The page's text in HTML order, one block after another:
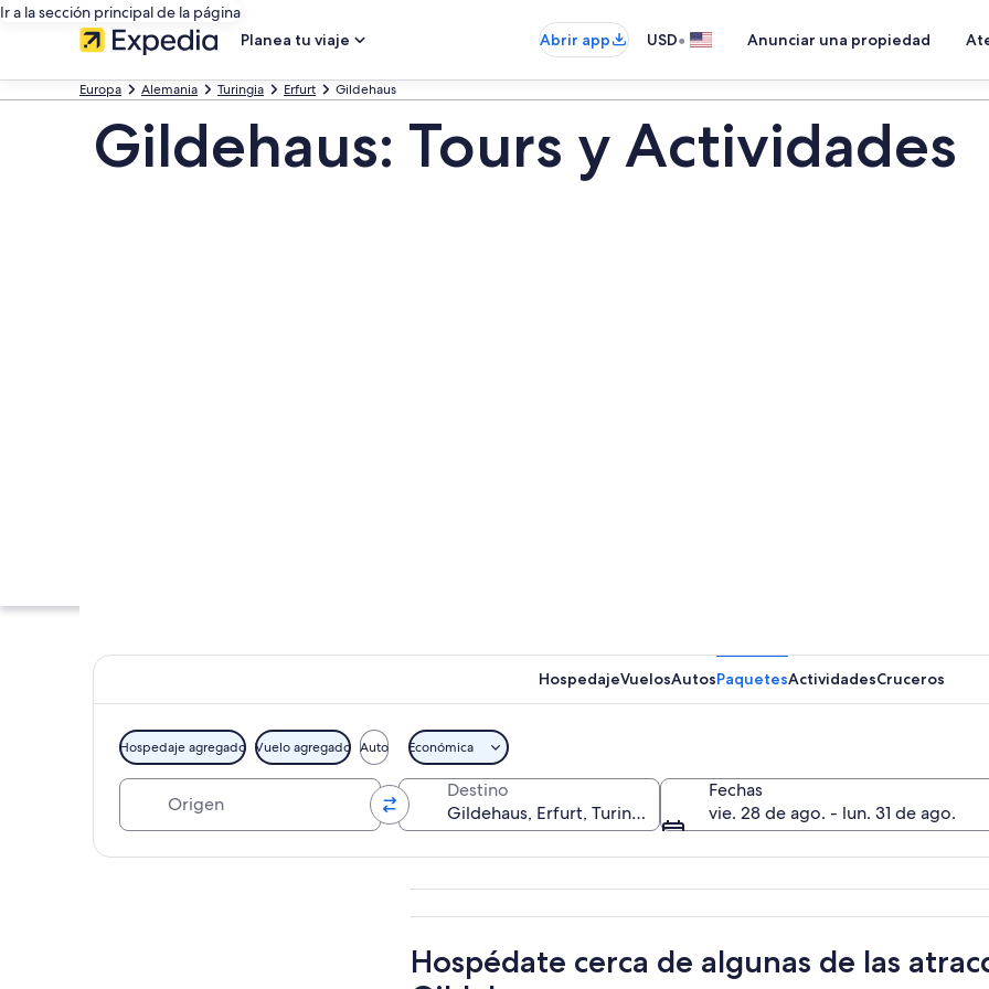
Ir a la sección principal de la página
Planea tu viaje
Abrir app USD• Anunciar una propiedad
Europa Alemania Turingia Erfurt Gildehaus
Gildehaus: Tours y Actividades
Un edificio histórico con arquitectura ornamentada y mesas al aire libre en la noche.
HospedajeVuelosAutosPaquetesActividadesCruceros
Hospedaje agregado Vuelo agregado Auto Económica
Destino
Fechas
vie. 28 de ago. - lun. 31 de ago.
Hospédate cerca de algunas de las